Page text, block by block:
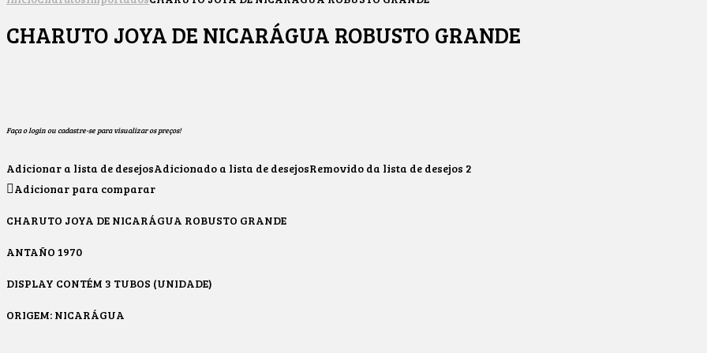
CHARUTO JOYA DE NICARÁGUA ROBUSTO GRANDE
Faça o login ou cadastre-se para visualizar os preços!
Adicionar a lista de desejosAdicionado a lista de desejosRemovido da lista de desejos 2
Adicionar para comparar
CHARUTO JOYA DE NICARÁGUA ROBUSTO GRANDE
ANTAÑO 1970
DISPLAY CONTÉM 3 TUBOS (UNIDADE)
ORIGEM: NICARÁGUA